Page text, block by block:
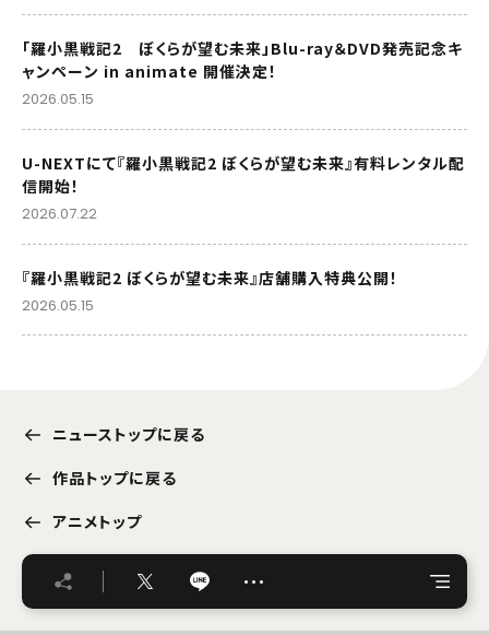
「羅小黒戦記2 ぼくらが望む未来」Blu-ray＆DVD発売記念キ
ャンペーン in animate 開催決定！
2026.05.15
U-NEXTにて『羅小黒戦記2 ぼくらが望む未来』有料レンタル配
信開始！
2026.07.22
『羅小黒戦記2 ぼくらが望む未来』店舗購入特典公開！
2026.05.15
ニューストップに戻る
作品トップに戻る
アニメトップ
…